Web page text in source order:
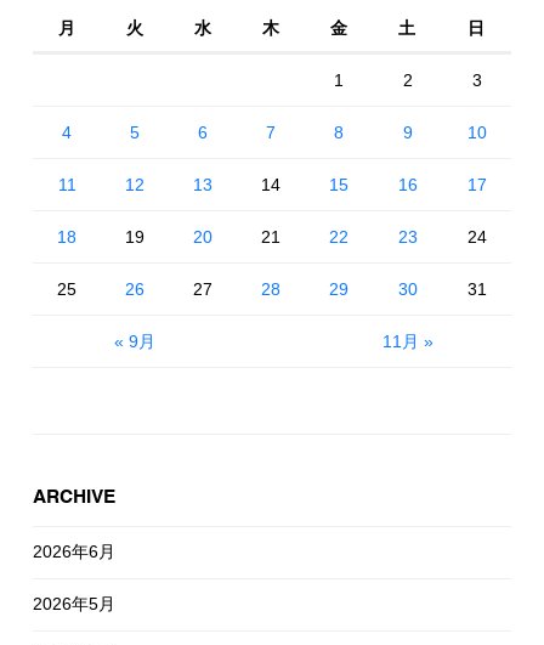
月 火 水 木 金 土 日
« 9月 11月 »
1 2 3
4 5 6 7 8 9 10
11 12 13 14 15 16 17
18 19 20 21 22 23 24
25 26 27 28 29 30 31
ARCHIVE
2026年6月
2026年5月